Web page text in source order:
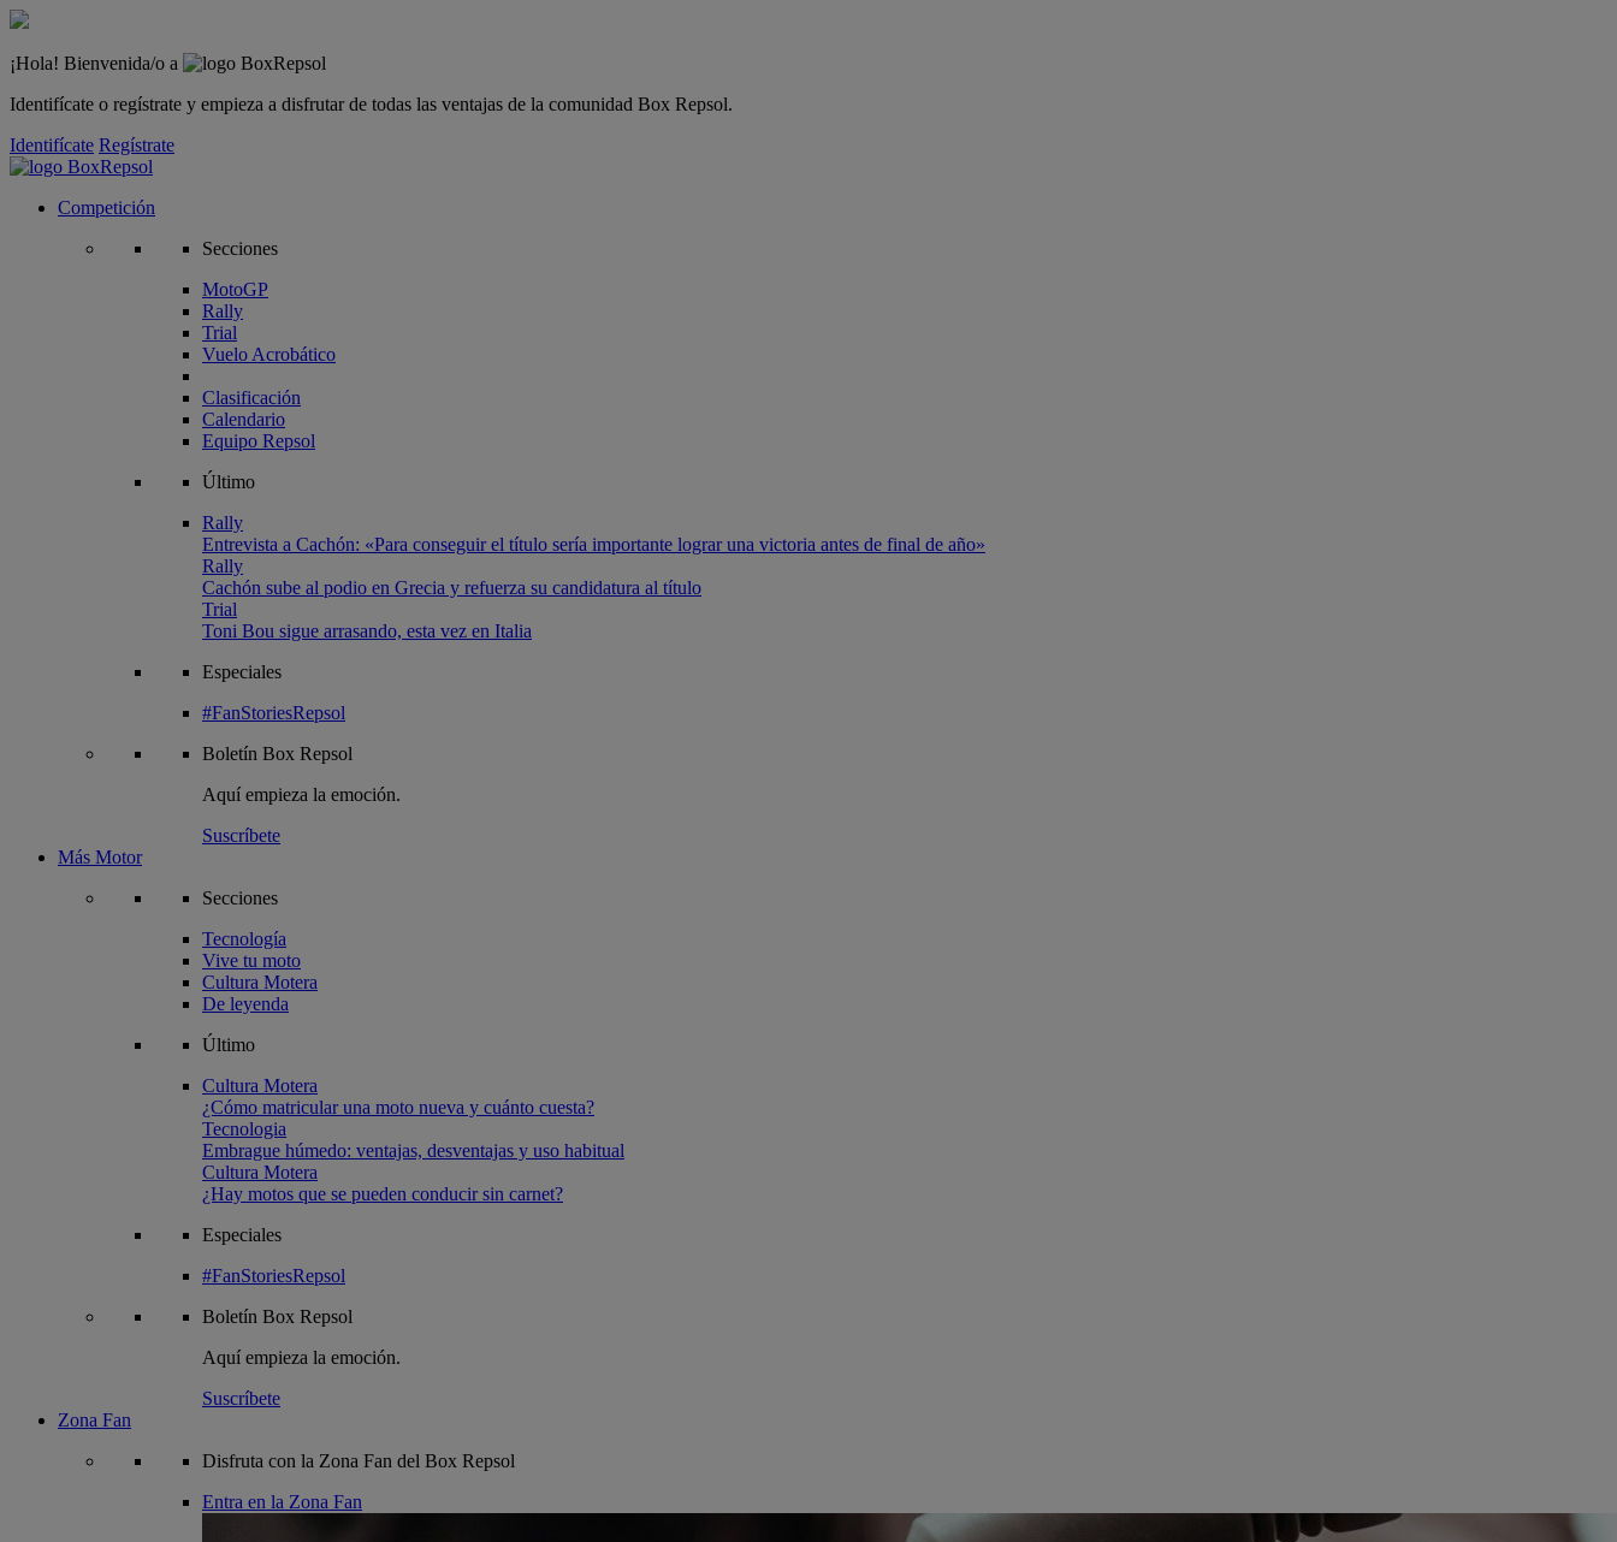
¡Hola! Bienvenida/o a
Identifícate o regístrate y empieza a disfrutar de todas las ventajas de la comunidad Box Repsol.
Identifícate Regístrate
Competición
Secciones
MotoGP
Rally
Trial
Vuelo Acrobático
Clasificación
Calendario
Equipo Repsol
Último
Rally
Entrevista a Cachón: «Para conseguir el título sería importante lograr una victoria antes de final de año»
Rally
Cachón sube al podio en Grecia y refuerza su candidatura al título
Trial
Toni Bou sigue arrasando, esta vez en Italia
Especiales
#FanStoriesRepsol
Boletín Box Repsol
Aquí empieza la emoción.
Suscríbete
Más Motor
Secciones
Tecnología
Vive tu moto
Cultura Motera
De leyenda
Último
Cultura Motera
¿Cómo matricular una moto nueva y cuánto cuesta?
Tecnologia
Embrague húmedo: ventajas, desventajas y uso habitual
Cultura Motera
¿Hay motos que se pueden conducir sin carnet?
Especiales
#FanStoriesRepsol
Boletín Box Repsol
Aquí empieza la emoción.
Suscríbete
Zona Fan
Disfruta con la Zona Fan del Box Repsol
Entra en la Zona Fan